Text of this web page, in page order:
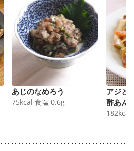
あじのなめろう
75kcal 食塩 0.6g
アジと
酢あん
182kcal